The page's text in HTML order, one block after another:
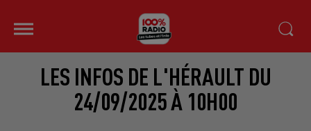
LES INFOS DE L'HÉRAULT DU
24/09/2025 À 10H00